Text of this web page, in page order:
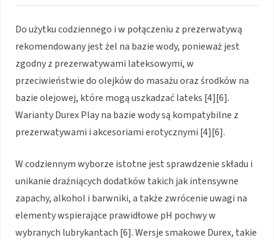
Do użytku codziennego i w połączeniu z prezerwatywą
rekomendowany jest żel na bazie wody, ponieważ jest
zgodny z prezerwatywami lateksowymi, w
przeciwieństwie do olejków do masażu oraz środków na
bazie olejowej, które mogą uszkadzać lateks [4][6].
Warianty Durex Play na bazie wody są kompatybilne z
prezerwatywami i akcesoriami erotycznymi [4][6].
W codziennym wyborze istotne jest sprawdzenie składu i
unikanie drażniących dodatków takich jak intensywne
zapachy, alkohol i barwniki, a także zwrócenie uwagi na
elementy wspierające prawidłowe pH pochwy w
wybranych lubrykantach [6]. Wersje smakowe Durex, takie